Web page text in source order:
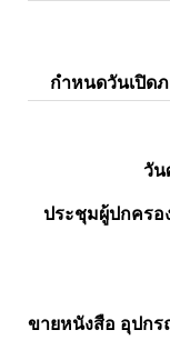
กำหนดวันเปิด
วัน
ประชุมผู้ปกครอ
ขายหนังสือ อุปกร